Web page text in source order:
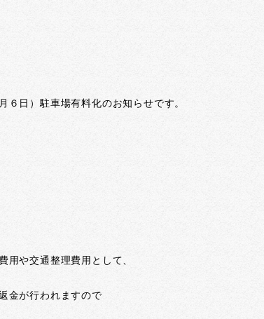
日）駐車場有料化のお知らせです。
用や交通整理費用として、
金が行われますので